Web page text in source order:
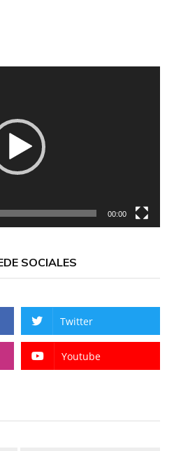
00:00
SOCIALES
Twitter
Youtube